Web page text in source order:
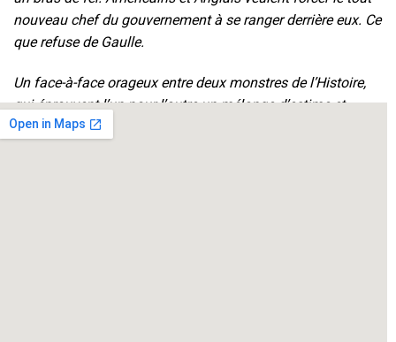
nouveau chef du gouvernement à se ranger derrière eux. Ce
que refuse de Gaulle.
Un face-à-face orageux entre deux monstres de l’Histoire,
qui éprouvent l’un pour l’autre un mélange d’estime et
d’agacement, de fascination et d’exaspération.